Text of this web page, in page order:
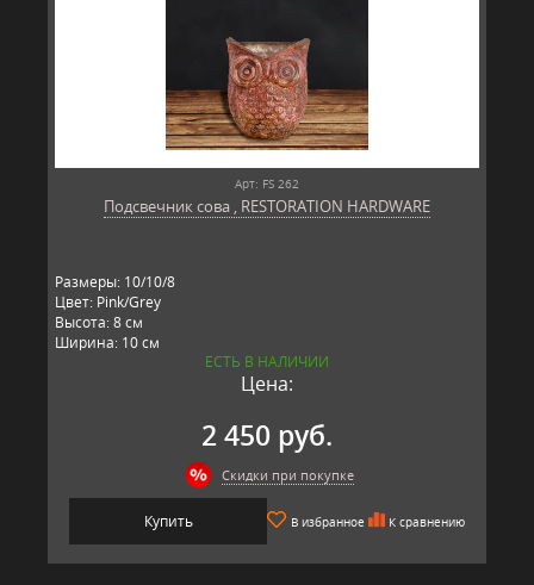
Арт: FS 262
Подсвечник сова , RESTORATION HARDWARE
Размеры: 10/10/8
Цвет: Pink/Grey
Высота: 8 см
Ширина: 10 см
ЕСТЬ В НАЛИЧИИ
Цена:
2 450 руб.
Скидки при покупке
Купить В избранное К сравнению